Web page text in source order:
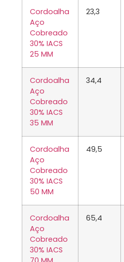
Cordoalha
Aço
Cobreado
30% IACS
25 MM
23,3
Cordoalha
Aço
Cobreado
30% IACS
35 MM
34,4
Cordoalha
Aço
Cobreado
30% IACS
50 MM
49,5
Cordoalha
Aço
Cobreado
30% IACS
65,4